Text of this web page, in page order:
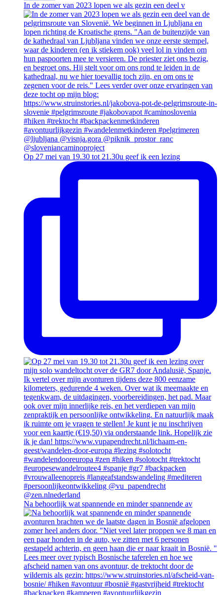
In de zomer van 2023 lopen we als gezin een deel v
Op 27 mei van 19.30 tot 21.30u geef ik een lezing
Na behoorlijk wat spannende en minder spannende av